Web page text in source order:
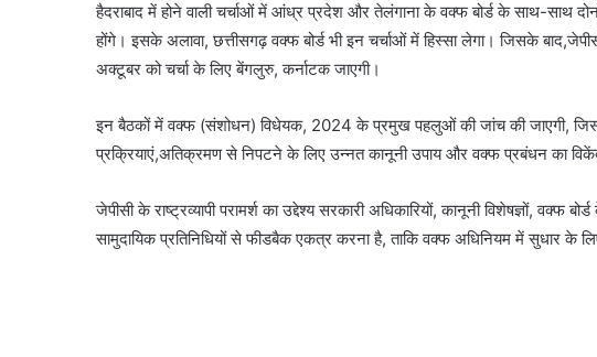
हैदराबाद में होने वाली चर्चाओं में आंध्र प्रदेश और तेलंगाना के वक्फ बोर्ड के साथ-साथ
होंगे। इसके अलावा, छत्तीसगढ़ वक्फ बोर्ड भी इन चर्चाओं में हिस्सा लेगा। जिसके
अक्टूबर को चर्चा के लिए बेंगलुरु, कर्नाटक जाएगी।
इन बैठकों में वक्फ (संशोधन) विधेयक, 2024 के प्रमुख पहलुओं की जांच की जाएगी,
प्रक्रियाएं,अतिक्रमण से निपटने के लिए उन्नत कानूनी उपाय और वक्फ प्रबंधन का
जेपीसी के राष्ट्रव्यापी परामर्श का उद्देश्य सरकारी अधिकारियों, कानूनी विशेषज्ञों, वक्फ
सामुदायिक प्रतिनिधियों से फीडबैक एकत्र करना है, ताकि वक्फ अधिनियम में सुधार के